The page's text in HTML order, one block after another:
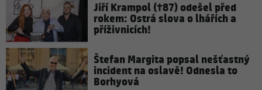
Jiří Krampol (†87) odešel před
rokem: Ostrá slova o lhářích a
příživnicích!
Štefan Margita popsal nešťastný
incident na oslavě! Odnesla to
Borhyová